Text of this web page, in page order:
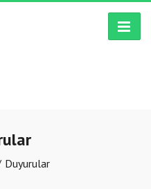
Duyurular